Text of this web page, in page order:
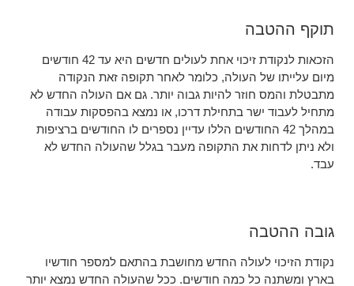
תוקף ההטבה
הזכאות לנקודת זיכוי אחת לעולים חדשים היא עד 42 חודשים
מיום עלייתו של העולה, כלומר לאחר תקופה זאת הנקודה
מתבטלת והמס חוזר להיות גבוה יותר. גם אם העולה החדש לא
מתחיל לעבוד ישר בתחילת דרכו, או נמצא בהפסקות עבודה
במהלך 42 החודשים הללו עדיין נספרים לו החודשים ברציפות
ולא ניתן לדחות את התקופה מעבר בגלל שהעולה החדש לא
עבד.
גובה ההטבה
נקודת הזיכוי לעולה החדש מחושבת בהתאם למספר חודשיו
בארץ ומשתנה כל כמה חודשים. ככל שהעולה החדש נמצא יותר